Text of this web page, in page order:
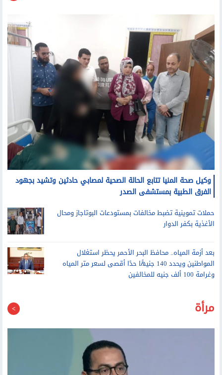
محافظات
وكيل صحة المنيا تتابع الحالة الصحية لمصابي حادثين وتشيد بجهود
الفرق الطبية بمستشفى الصدر
حملات تموينية تضبط مخالفات بمستودعات البوتاجاز ومحال
الأغذية بكفر الدوار
وغرامة 100 ألف جنيه للمخالفين